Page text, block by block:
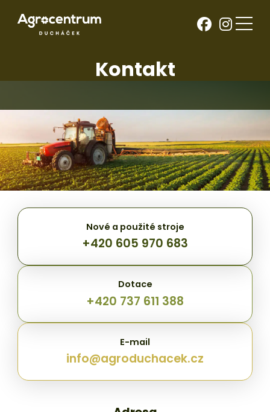
Kontakt
Jsme zdepro vás
Nové a použité stroje
+420 605 970 683
Dotace
+420 737 611 388
E-mail
info@agroduchacek.cz